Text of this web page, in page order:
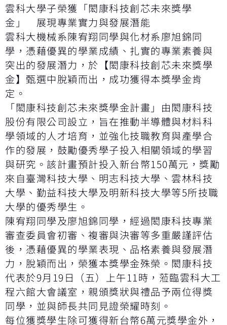
雲科大學子榮獲「閎康科技創芯未來獎學
金」 展現專業實力與發展潛能
雲科大機械系陳宥翔同學與化材系廖旭錦同
學，憑藉優異的學業成績、扎實的專業素養與
突出的發展潛力，於【閎康科技創芯未來獎學
金】甄選中脫穎而出，成功獲得本獎學金肯
定。
「閎康科技創芯未來獎學金計畫」由閎康科技
股份有限公司設立，旨在推動半導體與材料科
學領域的人才培育，並強化技職教育與產學合
作的發展，鼓勵優秀學子投入相關領域的學習
與研究。該計畫預計投入新台幣150萬元，獎勵
來自臺灣科技大學、明志科技大學、雲林科技
大學、勤益科技大學及明新科技大學等5所技職
大學的優秀學生。
陳宥翔同學及廖旭錦同學，經過閎康科技專業
審查委員會初審、複審與決審等多重嚴謹評估
後，憑藉優異的學業表現、品格素養與發展潛
力，脫穎而出，榮獲本獎學金殊榮。閎康科技
代表於9月19日（五）上午11時，蒞臨雲科大工
程六館大會議室，親頒獎狀與禮品予兩位得獎
同學，並與師長共同見證榮耀時刻。
每位獲獎學生除可獲得新台幣6萬元獎學金外，